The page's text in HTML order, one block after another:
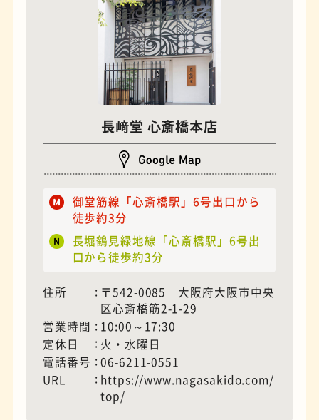
蕎麦
長﨑堂 心斎橋本店
御堂筋線「心斎橋駅」6号出口から
徒歩約3分
長堀鶴見緑地線「心斎橋駅」6号出
口から徒歩約3分
住所
〒542-0085 大阪府大阪市中央
区心斎橋筋2-1-29
営業時間
10:00～17:30
定休日
火・水曜日
電話番号
06-6211-0551
URL
https://www.nagasakido.com/
top/